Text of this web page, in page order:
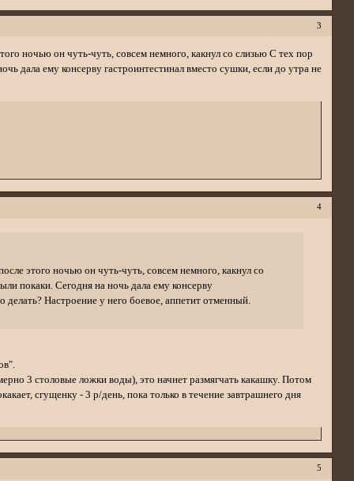
3
ночью он чуть-чуть, совсем немного, какнул со слизью С тех пор
дала ему консерву гастроинтестинал вместо сушки, если до утра не
4
этого ночью он чуть-чуть, совсем немного, какнул со
покаки. Сегодня на ночь дала ему консерву
делать? Настроение у него боевое, аппетит отменный.
3 столовые ложки воды), это начнет размягчать какашку. Потом
сгущенку - 3 р/день, пока только в течение завтрашнего дня
5